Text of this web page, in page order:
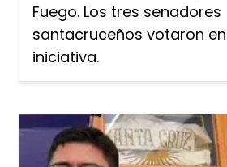
Fuego. Los tres senadores
santacruceños votaron
iniciativa.